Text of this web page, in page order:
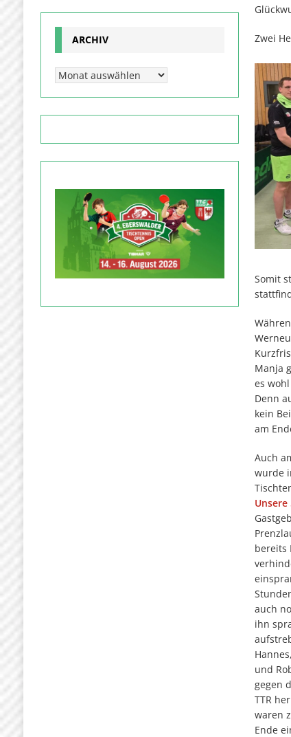
Zwei
Somit
Manja
es
Denn
kein
am
Auch
wurde
Unsere
bereits
auch
ihn
und
gegen
TTR
waren
Ende
ARCHIV